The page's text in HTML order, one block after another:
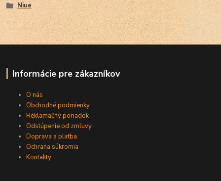
Niue
Informácie pre zákazníkov
O nás
Obchodné podmienky
Reklamačný poriadok
Odstúpenie od zmluvy
Doprava a platba
Ochrana súkromia
Kontakty